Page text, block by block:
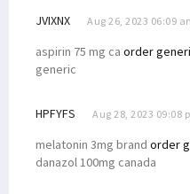
JVIXNX Aug 26, 2023 06:09
aspirin 75 mg ca order
generic
HPFYFS Aug 28, 2023 09:08
melatonin 3mg brand order
danazol 100mg canada